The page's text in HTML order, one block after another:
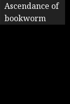
Ascendance of
bookworm